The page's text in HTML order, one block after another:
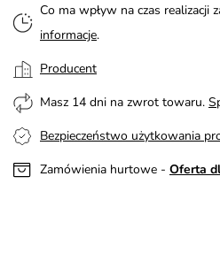
Co ma wpływ na czas realizacji
informacje.
Producent
Masz 14 dni na zwrot towaru.
Bezpieczeństwo użytkowania
Zamówienia hurtowe - Oferta